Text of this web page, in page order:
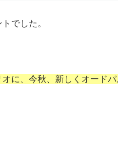
でした。
に、今秋、新しくオード